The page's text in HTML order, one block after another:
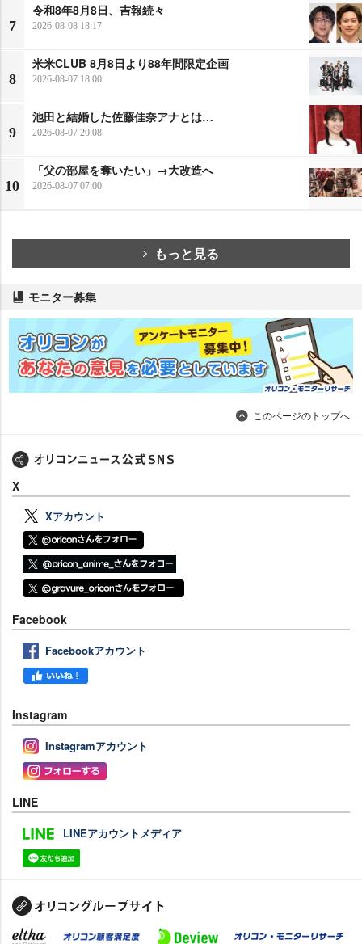
7
令和8年8月8日、吉報続々
2026-08-08 18:17
8
米米CLUB 8月8日より88年間限定企画
2026-08-07 18:00
9
池田と結婚した佐藤佳奈アナとは…
2026-08-07 20:08
10
「父の部屋を奪いたい」→大改造へ
2026-08-07 07:00
もっと見る
モニター募集
このページのトップへ
X
Xアカウント
Facebook
Facebookアカウント
Instagram
Instagramアカウント
LINE
LINEアカウントメディア